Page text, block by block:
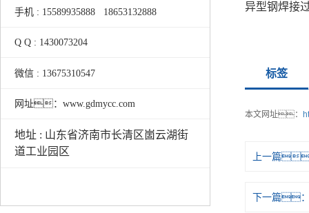
手机 : 15589935888 18653132888
Q Q : 1430073204
微信 : 13675310547
网址：www.gdmycc.com
地址 : 山东省济南市长清区崮云湖街
道工业园区
异型钢焊接
标签
本文网址：
上一篇
下一篇